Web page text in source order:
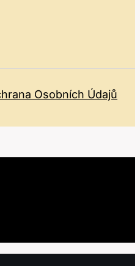
Osobních Údajů